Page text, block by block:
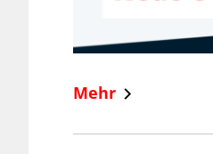
Mehr